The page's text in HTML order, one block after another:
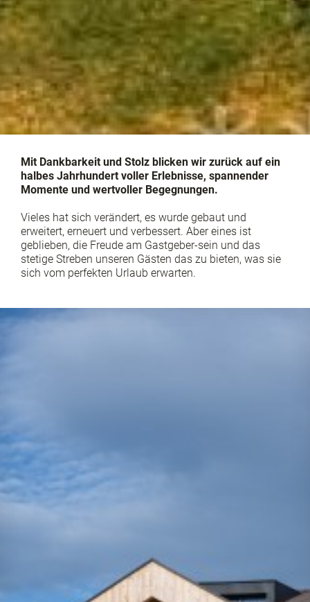
Mit Dankbarkeit und Stolz blicken wir zurück auf ein
halbes Jahrhundert voller Erlebnisse, spannender
Momente und wertvoller Begegnungen.
Vieles hat sich verändert, es wurde gebaut und
erweitert, erneuert und verbessert. Aber eines ist
geblieben, die Freude am Gastgeber-sein und das
stetige Streben unseren Gästen das zu bieten, was sie
sich vom perfekten Urlaub erwarten.